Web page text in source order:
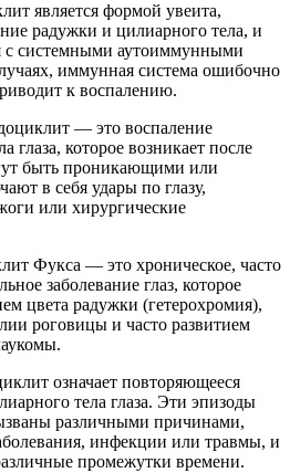
является формой увеита,
радужки и цилиарного тела, и
с системными аутоиммунными
иммунная система ошибочно
к воспалению.
— это воспаление
глаза, которое возникает после
быть проникающими или
в себя удары по глазу,
или хирургические
Фукса — это хроническое, часто
заболевание глаз, которое
цвета радужки (гетерохромия),
роговицы и часто развитием
означает повторяющееся
тела глаза. Эти эпизоды
различными причинами,
инфекции или травмы, и
промежутки времени.